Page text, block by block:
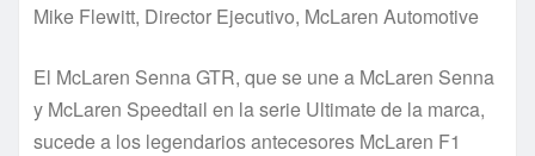
Mike Flewitt, Director Ejecutivo, McLaren Automotive
El McLaren Senna GTR, que se une a McLaren Senna
y McLaren Speedtail en la serie Ultimate de la marca,
sucede a los legendarios antecesores McLaren F1